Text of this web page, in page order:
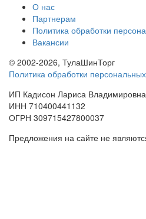
О нас
Партнерам
Политика обработки
Вакансии
© 2002-2026, ТулаШинТорг
Политика обработки
ИП Кадисон Лариса Владимировна
ИНН 710400441132
ОГРН 309715427800037
Предложения на сайте не